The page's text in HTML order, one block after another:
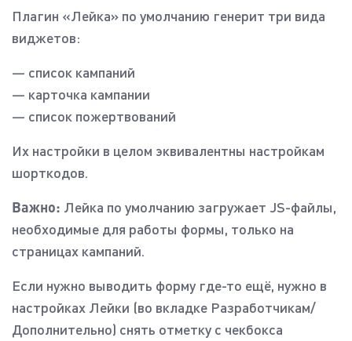
Плагин «Лейка» по умолчанию генерит три вида
виджетов:
— список кампаний
— карточка кампании
— список пожертвований
Их настройки в целом эквивалентны настройкам
шорткодов.
Важно: Лейка по умолчанию загружает JS-файлы,
необходимые для работы формы, только на
страницах кампаний.
Если нужно выводить форму где-то ещё, нужно в
настройках Лейки (во вкладке Разработчикам/
Дополнительно) снять отметку с чекбокса